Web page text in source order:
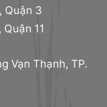
Quận 3
11
Vạn Thạnh, TP.